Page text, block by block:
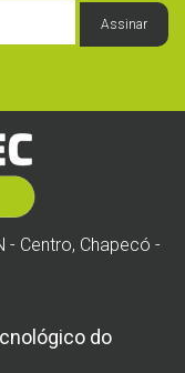
Assinar
- Centro, Chapecó -
do